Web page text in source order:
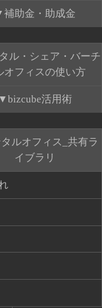
補助金・助成金
ル・シェア・バーチ
オフィスの使い方
bizcube活用術
ルオフィス_共有ラ
イブラリ